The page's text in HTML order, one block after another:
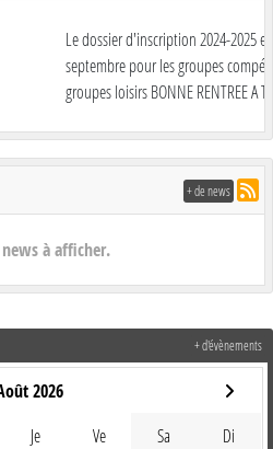
Le dossier d'inscription 2024-2025
septembre pour les groupes
groupes loisirs BONNE RENTREE A
à afficher.
+ de news
2026
Je Ve Sa Di
+ d'évènements